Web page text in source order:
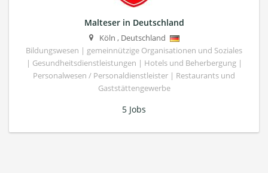
Malteser in Deutschland
Köln , Deutschland
Bildungswesen | gemeinnützige Organisationen und Soziales
| Gesundheitsdienstleistungen | Hotels und Beherbergung |
Personalwesen / Personaldienstleister | Restaurants und
Gaststättengewerbe
5 Jobs